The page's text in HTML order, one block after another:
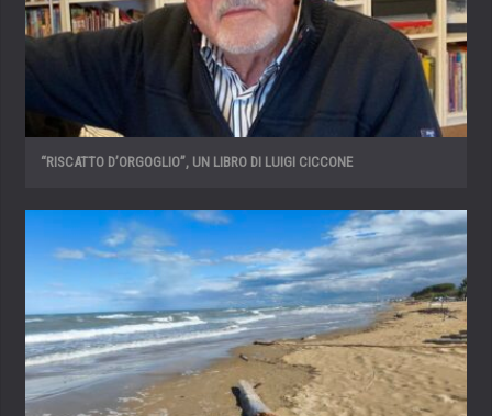
“RISCATTO D’ORGOGLIO”, UN LIBRO DI LUIGI CICCONE